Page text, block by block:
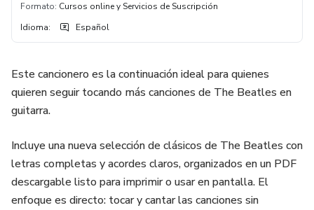
Formato: Cursos online y Servicios de Suscripción
Idioma: Español
Este cancionero es la continuación ideal para quienes
quieren seguir tocando más canciones de The Beatles en
guitarra.
Incluye una nueva selección de clásicos de The Beatles con
letras completas y acordes claros, organizados en un PDF
descargable listo para imprimir o usar en pantalla. El
enfoque es directo: tocar y cantar las canciones sin